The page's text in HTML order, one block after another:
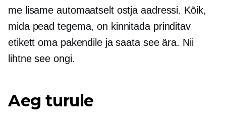
me lisame automaatselt ostja aadressi. Kõik,
mida pead tegema, on kinnitada prinditav
etikett oma pakendile ja saata see ära. Nii
lihtne see ongi.
Aeg turule